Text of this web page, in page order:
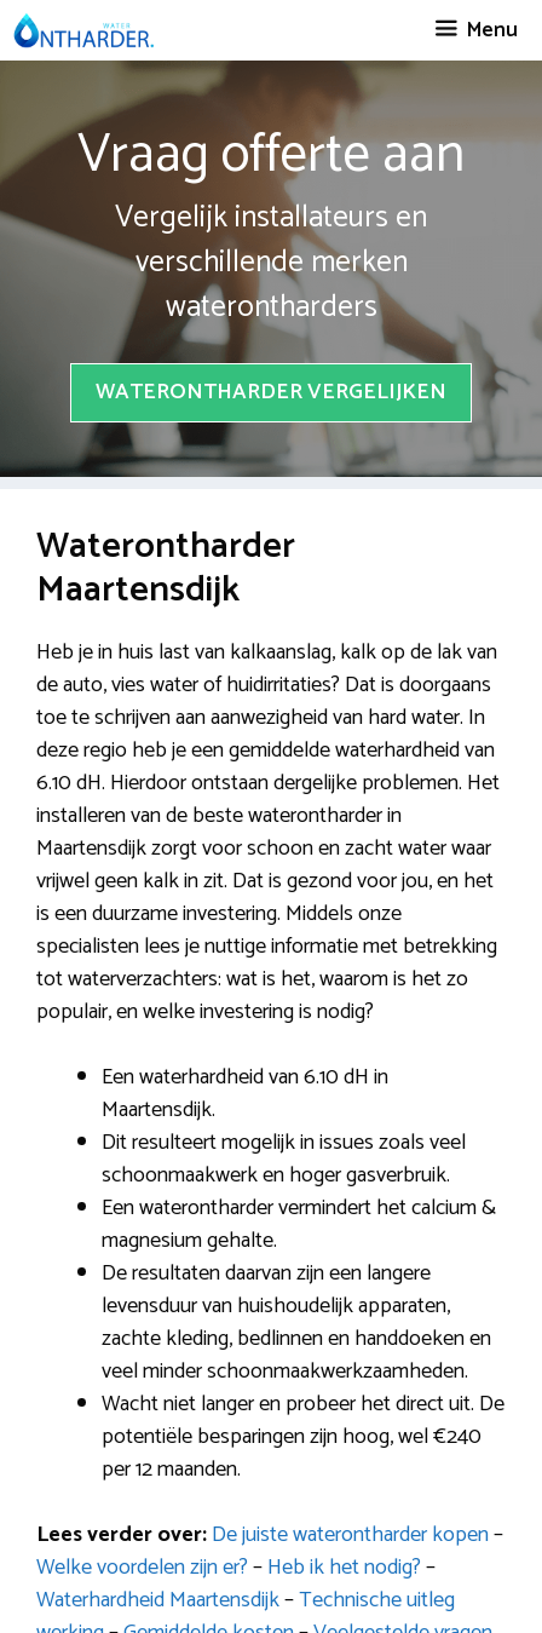
Spring
naar
Menu
Vraag offerte aan
Vergelijk installateurs en
verschillende merken
waterontharders
WATERONTHARDER VERGELIJKEN
Waterontharder
Maartensdijk
Heb je in huis last van kalkaanslag, kalk op de lak van
de auto, vies water of huidirritaties? Dat is doorgaans
toe te schrijven aan aanwezigheid van hard water. In
deze regio heb je een gemiddelde waterhardheid van
6.10 dH. Hierdoor ontstaan dergelijke problemen. Het
installeren van de beste waterontharder in
Maartensdijk zorgt voor schoon en zacht water waar
vrijwel geen kalk in zit. Dat is gezond voor jou, en het
is een duurzame investering. Middels onze
specialisten lees je nuttige informatie met betrekking
tot waterverzachters: wat is het, waarom is het zo
populair, en welke investering is nodig?
Een waterhardheid van 6.10 dH in
Maartensdijk.
Dit resulteert mogelijk in issues zoals veel
schoonmaakwerk en hoger gasverbruik.
Een waterontharder vermindert het calcium &
magnesium gehalte.
De resultaten daarvan zijn een langere
levensduur van huishoudelijk apparaten,
zachte kleding, bedlinnen en handdoeken en
veel minder schoonmaakwerkzaamheden.
Wacht niet langer en probeer het direct uit. De
potentiële besparingen zijn hoog, wel €240
per 12 maanden.
Lees verder over:De juiste waterontharder kopen–
Welke voordelen zijn er?–Heb ik het nodig?–
Waterhardheid Maartensdijk–Technische uitleg